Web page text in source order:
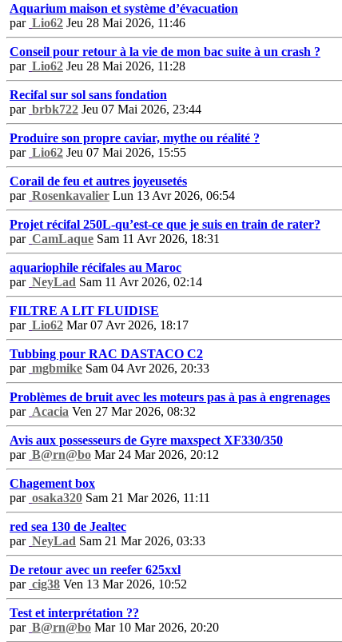
Aquarium maison et système d’évacuation
par Lio62 Jeu 28 Mai 2026, 11:46
Conseil pour retour à la vie de mon bac suite à un crash ?
par Lio62 Jeu 28 Mai 2026, 11:28
Recifal sur sol sans fondation
par brbk722 Jeu 07 Mai 2026, 23:44
Produire son propre caviar, mythe ou réalité ?
par Lio62 Jeu 07 Mai 2026, 15:55
Corail de feu et autres joyeusetés
par Rosenkavalier Lun 13 Avr 2026, 06:54
Projet récifal 250L-qu’est-ce que je suis en train de rater?
par CamLaque Sam 11 Avr 2026, 18:31
aquariophile récifales au Maroc
par NeyLad Sam 11 Avr 2026, 02:14
FILTRE A LIT FLUIDISE
par Lio62 Mar 07 Avr 2026, 18:17
Tubbing pour RAC DASTACO C2
par mgbmike Sam 04 Avr 2026, 20:33
Problèmes de bruit avec les moteurs pas à pas à engrenages
par Acacia Ven 27 Mar 2026, 08:32
Avis aux possesseurs de Gyre maxspect XF330/350
par B@rn@bo Mar 24 Mar 2026, 20:12
Chagement box
par osaka320 Sam 21 Mar 2026, 11:11
red sea 130 de Jealtec
par NeyLad Sam 21 Mar 2026, 03:33
De retour avec un reefer 625xxl
par cig38 Ven 13 Mar 2026, 10:52
Test et interprétation ??
par B@rn@bo Mar 10 Mar 2026, 20:20